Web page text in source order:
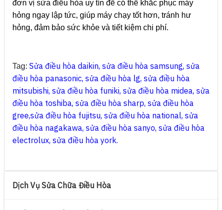
đơn vị sửa điều hòa uy tín để có thể khắc phục máy
hỏng ngay lập tức, giúp máy chạy tốt hơn, tránh hư
hỏng, đảm bảo sức khỏe và tiết kiệm chi phí.
Tag: Sửa điều hòa daikin, sửa điều hòa samsung, sửa
điều hòa panasonic, sửa điều hòa lg, sửa điều hòa
mitsubishi, sửa điều hòa funiki, sửa điều hòa midea, sửa
điều hòa toshiba, sửa điều hòa sharp, sửa điều hòa
gree,sửa điều hòa fujitsu, sửa điều hòa national, sửa
điều hòa nagakawa, sửa điều hòa sanyo, sửa điều hòa
electrolux, sửa điều hòa york.
Dịch Vụ Sửa Chữa Điều Hòa